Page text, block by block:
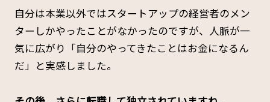
自分は本業以外ではスタートアップの経営者のメン
ターしかやったことがなかったのですが、人脈が一
気に広がり「自分のやってきたことはお金になるん
だ」と実感しました。